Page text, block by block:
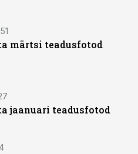
märtsi teadusfotod
jaanuari teadusfotod